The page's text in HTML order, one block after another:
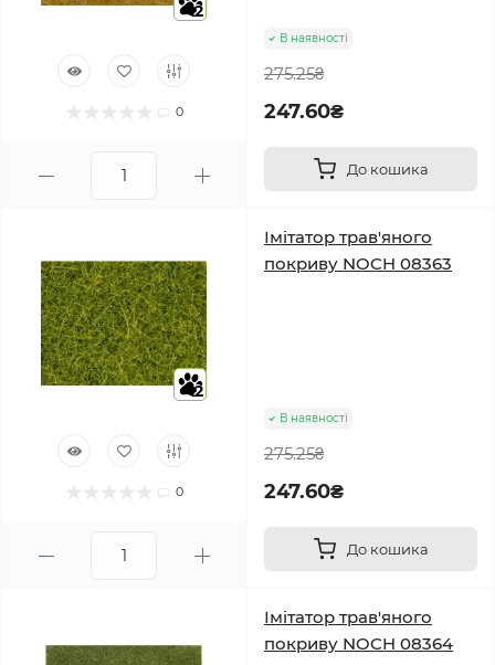
2
0
В наявності
275.25₴
247.60₴
До кошика
2
0
Імітатор трав'яного
покриву NOCH 08363
В наявності
275.25₴
247.60₴
До кошика
Імітатор трав'яного
покриву NOCH 08364